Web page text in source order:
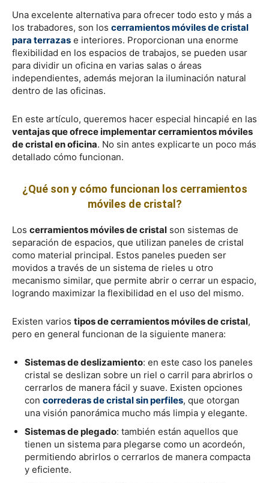
Una excelente alternativa para ofrecer todo esto y más a
los trabadores, son los cerramientos móviles de cristal
para terrazas e interiores. Proporcionan una enorme
flexibilidad en los espacios de trabajos, se pueden usar
para dividir un oficina en varias salas o áreas
independientes, además mejoran la iluminación natural
dentro de las oficinas.
En este artículo, queremos hacer especial hincapié en las
ventajas que ofrece implementar cerramientos móviles
de cristal en oficina. No sin antes explicarte un poco más
detallado cómo funcionan.
¿Qué son y cómo funcionan los cerramientos
móviles de cristal?
Los cerramientos móviles de cristal son sistemas de
separación de espacios, que utilizan paneles de cristal
como material principal. Estos paneles pueden ser
movidos a través de un sistema de rieles u otro
mecanismo similar, que permite abrir o cerrar un espacio,
logrando maximizar la flexibilidad en el uso del mismo.
Existen varios tipos de cerramientos móviles de cristal,
pero en general funcionan de la siguiente manera:
Sistemas de deslizamiento: en este caso los paneles
cristal se deslizan sobre un riel o carril para abrirlos o
cerrarlos de manera fácil y suave. Existen opciones
con correderas de cristal sin perfiles, que otorgan
una visión panorámica mucho más limpia y elegante.
Sistemas de plegado: también están aquellos que
tienen un sistema para plegarse como un acordeón,
permitiendo abrirlos o cerrarlos de manera compacta
y eficiente.